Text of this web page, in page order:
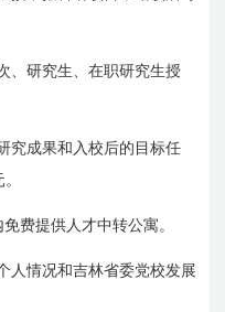
、研究生、在职研究生授
究成果和入校后的目标任
免费提供人才中转公寓。
人情况和吉林省委党校发展